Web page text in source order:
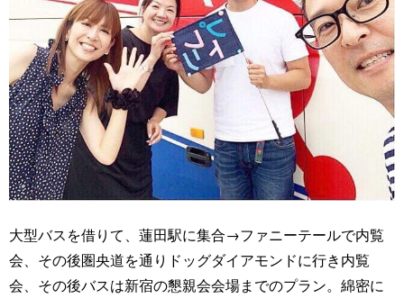
大型バスを借りて、蓮田駅に集合→ファニーテールで内覧
会、その後圏央道を通りドッグダイアモンドに行き内覧
会、その後バスは新宿の懇親会会場までのプラン。綿密に